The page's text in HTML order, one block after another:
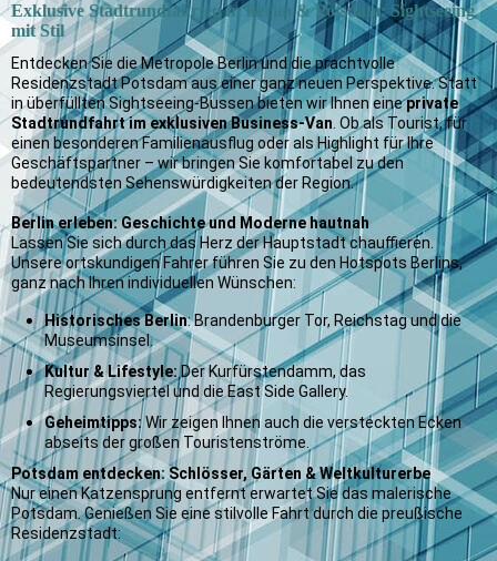
Exklusive Stadtrundfahrten in Berlin & Potsdam: Sightseeing
mit Stil
Entdecken Sie die Metropole Berlin und die prachtvolle
Residenzstadt Potsdam aus einer ganz neuen Perspektive. Statt
in überfüllten Sightseeing-Bussen bieten wir Ihnen eineprivate
Stadtrundfahrt im exklusiven Business-Van . Ob als Tourist, für
einen besonderen Familienausflug oder als Highlight für Ihre
Geschäftspartner – wir bringen Sie komfortabel zu den
bedeutendsten Sehenswürdigkeiten der Region.
Berlin erleben: Geschichte und Moderne hautnah
Lassen Sie sich durch das Herz der Hauptstadt chauffieren.
Unsere ortskundigen Fahrer führen Sie zu den Hotspots Berlins,
ganz nach Ihren individuellen Wünschen:
Historisches Berlin: Brandenburger Tor, Reichstag und die
Museumsinsel.
Kultur & Lifestyle:Der Kurfürstendamm, das
Regierungsviertel und die East Side Gallery.
Geheimtipps:Wir zeigen Ihnen auch die versteckten Ecken
abseits der großen Touristenströme.
Potsdam entdecken: Schlösser, Gärten & Weltkulturerbe
Nur einen Katzensprung entfernt erwartet Sie das malerische
Potsdam. Genießen Sie eine stilvolle Fahrt durch die preußische
Residenzstadt: